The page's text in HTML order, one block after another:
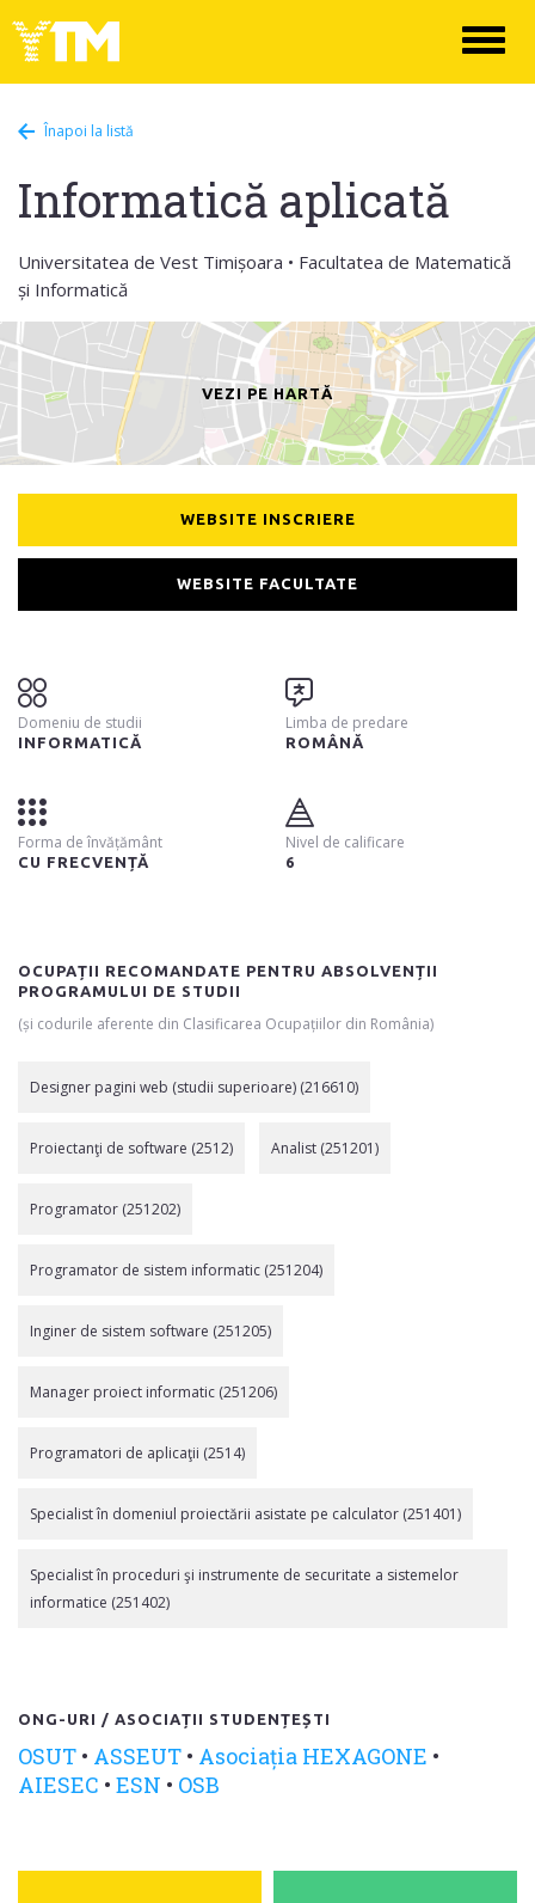
Înapoi la listă
Informatică aplicată
Universitatea de Vest Timișoara • Facultatea de Matematică
și Informatică
VEZI PE HARTĂ
WEBSITE INSCRIERE
WEBSITE FACULTATE
Domeniu de studii
INFORMATICĂ
Limba de predare
ROMÂNĂ
Forma de învățământ
CU FRECVENȚĂ
Nivel de calificare
6
OCUPAȚII RECOMANDATE PENTRU ABSOLVENȚII
PROGRAMULUI DE STUDII
(și codurile aferente din Clasificarea Ocupațiilor din România)
Designer pagini web (studii superioare) (216610)
Proiectanţi de software (2512) Analist (251201)
Programator (251202)
Programator de sistem informatic (251204)
Inginer de sistem software (251205)
Manager proiect informatic (251206)
Programatori de aplicaţii (2514)
Specialist în domeniul proiectării asistate pe calculator (251401)
Specialist în proceduri şi instrumente de securitate a sistemelor
informatice (251402)
ONG-URI / ASOCIAȚII STUDENȚEȘTI
OSUT • ASSEUT • Asociația HEXAGONE •
AIESEC • ESN • OSB